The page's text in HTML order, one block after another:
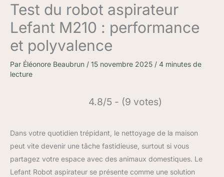
Test du robot aspirateur
Lefant M210 : performance
et polyvalence
Par Éléonore Beaubrun / 15 novembre 2025 / 4 minutes de
lecture
4.8/5 - (9 votes)
Dans votre quotidien trépidant, le nettoyage de la maison
peut vite devenir une tâche fastidieuse, surtout si vous
partagez votre espace avec des animaux domestiques. Le
Lefant Robot aspirateur se présente comme une solution